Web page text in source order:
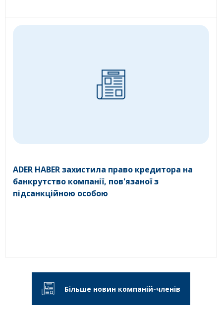
ADER HABER захистила право кредитора на
банкрутство компанії, пов'язаної з
підсанкційною особою
Більше новин компаній-членів